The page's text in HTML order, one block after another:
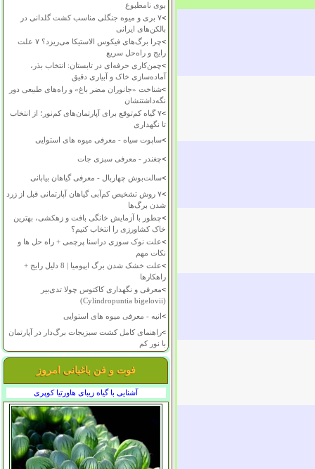
بوی نامطبوع
>
۷ بری و میوه جنگلی مناسب کشت گلدانی در
بالکن‌های ایرانی
>
چرا برگ‌های فیکوس الاستیکا می‌ریزد؟ ۷ علت
رایج و راه‌حل سریع
>چمن‌کاری حرفه‌ای در تابستان: انتخاب بذر،
آماده‌سازی خاک و آبیاری دقیق
>شناخت «جانوران مضر باغ» و راه‌های طبیعی دور
نگه‌داشتنشان
>
۷ گیاه کم‌توقع برای آپارتمان‌های کم‌نور؛ از انتخاب
تا نگهداری
>ساپوت سیاه - معرفی میوه های استوایی
>چغندر - معرفی سبزی جات
>سالت‌بوش چهاربال - معرفی گیاهان بیابانی
>
۷ روش تشخیص کم‌آبی گیاهان آپارتمانی قبل از زرد
شدن برگ‌ها
>چطور با آزمایش خانگی بافت و زهکشی، بهترین
خاک کشاورزی را انتخاب کنیم؟
>علت نوک سوزی دراسنا پرچمی + راه حل ها و
نکات مهم
>
علت خشک شدن برگ ایپومیا | 8 دلیل رایج +
راهکارها
>معرفی و نگهداری کاکتوس چولا تدی‌بیر
(Cylindropuntia bigelovii)
>انبه - معرفی میوه های استوایی
>راهنمای کامل کشت سبزیجات برگ‌دار در آپارتمان
با نور کم
فوت و فن باغبانی امروز
آشنایی با گیاه زیبای هاورتیا کوپری